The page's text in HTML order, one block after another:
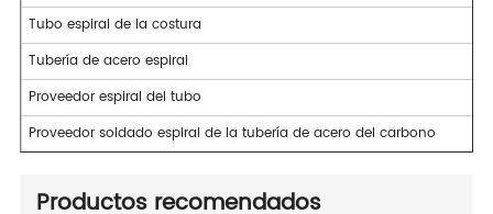
Tubo espiral de la costura
Tubería de acero espiral
Proveedor espiral del tubo
Proveedor soldado espiral de la tubería de acero del carbono
Productos recomendados